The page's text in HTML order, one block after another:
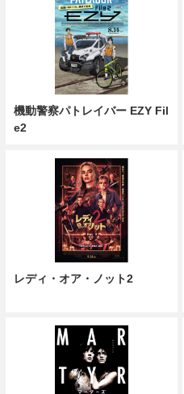
機動警察パトレイバー EZY Fil
e2
レディ・オア・ノット2